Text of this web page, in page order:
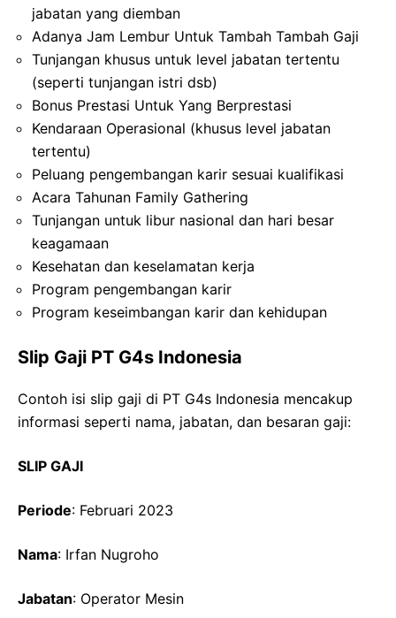
jabatan yang diemban
Adanya Jam Lembur Untuk Tambah Tambah Gaji
Tunjangan khusus untuk level jabatan tertentu
(seperti tunjangan istri dsb)
Bonus Prestasi Untuk Yang Berprestasi
Kendaraan Operasional (khusus level jabatan
tertentu)
Peluang pengembangan karir sesuai kualifikasi
Acara Tahunan Family Gathering
Tunjangan untuk libur nasional dan hari besar
keagamaan
Kesehatan dan keselamatan kerja
Program pengembangan karir
Program keseimbangan karir dan kehidupan
Slip Gaji PT G4s Indonesia
Contoh isi slip gaji di PT G4s Indonesia mencakup
informasi seperti nama, jabatan, dan besaran gaji:
SLIP GAJI
Periode: Februari 2023
Nama: Irfan Nugroho
Jabatan: Operator Mesin